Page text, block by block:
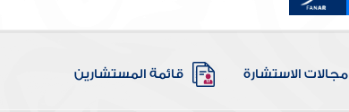
مجالات الاستشارة قائمة المستشارين